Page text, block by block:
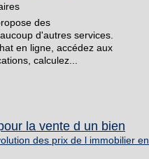
des
d'autres services.
en ligne, accédez aux
calculez...
la vente d un bien
des prix de l immobilier en